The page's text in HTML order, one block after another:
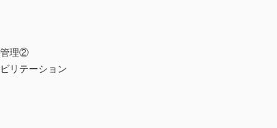
管理②
リテーション